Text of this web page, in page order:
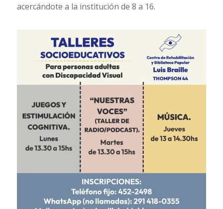
acercándote a la institución de 8 a 16.